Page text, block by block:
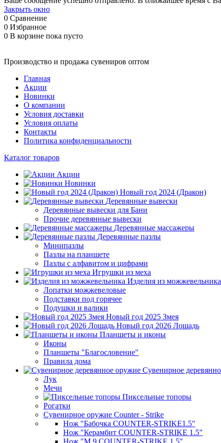
Закрыть окно
0 Сравнение
0 Избранное
0 В корзине пока пусто
Производство и продажа сувениров оптом
Главная
Акции
Новинки
О компании
Условия доставки
Условия оплаты
Контакты
Политика конфиденциальности
Каталог товаров
Акции
Новинки
Новый год 2024 (Дракон)
Деревянные вывески
Деревянные вывески для Бани
Прочие деревянные вывески
Деревянные массажеры
Деревянные пазлы
Минипазлы
Пазлы на планшете
Пазлы с алфавитом и цифрами
Игрушки из меха
Изделия из можжевельника
Лопатки можжевеловые
Подставки под горячее
Подушки и валики
Новый год 2025 Змея
Новый год 2026 Лошадь
Планшеты и иконы
Иконы
Планшеты "Благословение"
Правила дома
Сувенирное
Лук
Мечи
Пиксельные топоры
Рогатки
Сувенирное оружие Counter - Strike
Нож "Бабочка COUNTER-STRIKE1.5"
Нож "Керамбит COUNTER-STRIKE 1.5"
Нож "М 9 COUNTER-STRIKE 1.5"